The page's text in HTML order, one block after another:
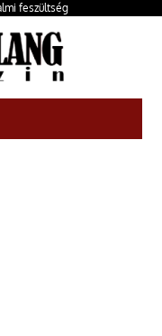
feszültség